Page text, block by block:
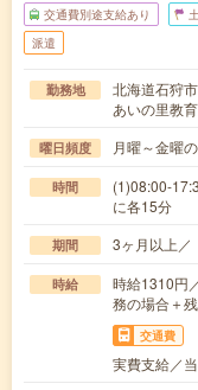
交通費別途支給あり
派遣
勤務地
北海道石狩市
あいの里教
曜日頻度 月曜～金曜
時間
(1)08:00-
に各15分
期間 3ヶ月以上
時給
時給1310円
務の場合＋
交通費
実費支給／当